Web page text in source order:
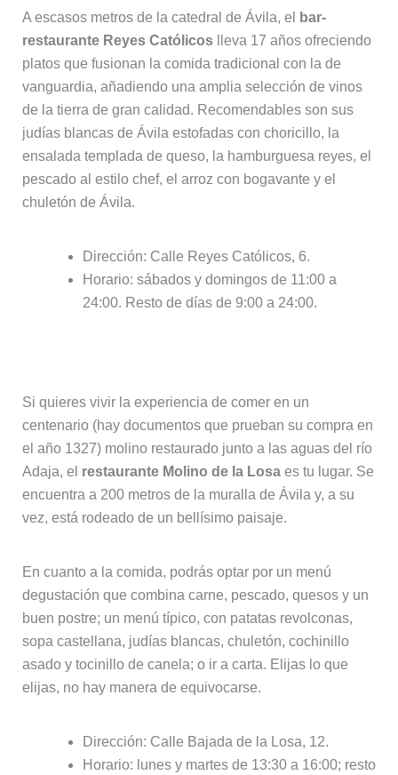
A escasos metros de la catedral de Ávila, el
bar-
restaurante Reyes Católicoslleva 17 años ofreciendo
platos que fusionan la comida tradicional con la de
vanguardia, añadiendo una amplia selección de vinos
de la tierra de gran calidad. Recomendables son sus
judías blancas de Ávila estofadas con choricillo, la
ensalada templada de queso, la hamburguesa reyes, el
pescado al estilo chef, el arroz con bogavante y el
chuletón de Ávila.
Dirección: Calle Reyes Católicos, 6.
Horario: sábados y domingos de 11:00 a
24:00. Resto de días de 9:00 a 24:00.
Si quieres vivir la experiencia de comer en un
centenario (hay documentos que prueban su compra en
el año 1327) molino restaurado junto a las aguas del río
Adaja, el restaurante Molino de la Losaes tu lugar. Se
encuentra a 200 metros de la muralla de Ávila y, a su
vez, está rodeado de un bellísimo paisaje.
En cuanto a la comida, podrás optar por un menú
degustación que combina carne, pescado, quesos y un
buen postre; un menú típico, con patatas revolconas,
sopa castellana, judías blancas, chuletón, cochinillo
asado y tocinillo de canela; o ir a carta. Elijas lo que
elijas, no hay manera de equivocarse.
Dirección: Calle Bajada de la Losa, 12.
Horario: lunes y martes de 13:30 a 16:00; resto